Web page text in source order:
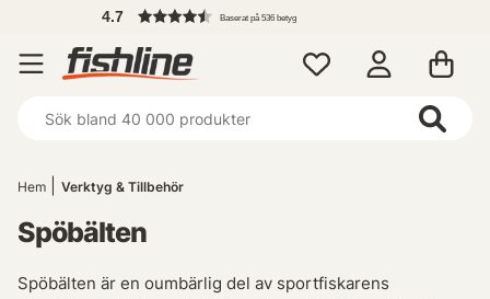
4.7 Baserat på 536 betyg
Hem Verktyg & Tillbehör
Spöbälten
Spöbälten är en oumbärlig del av sportfiskarens